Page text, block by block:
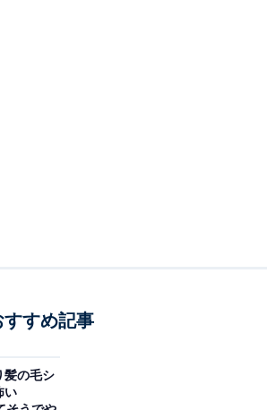
すめ記事
髪の毛シ
い